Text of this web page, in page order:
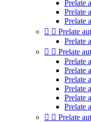
Prelate
Prelate
Prelate
  Prelate
Prelate
  Prelate
Prelate
Prelate
Prelate
Prelate
Prelate
Prelate
  Prelate